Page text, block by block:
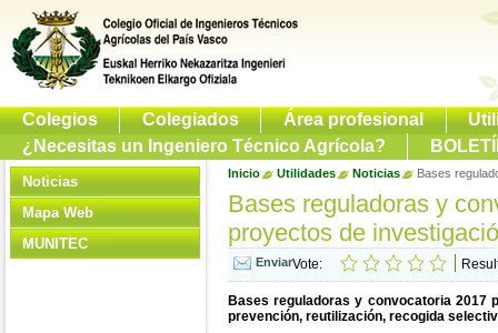
Colegios Colegiados Área profesional
¿Necesitas un Ingeniero Técnico Agrícola?
Noticias
Mapa Web
MUNITEC
Inicio Utilidades Noticias Bases
Bases reguladoras y
proyectos de
Vote:
Bases reguladoras y convocatoria 2017
prevención, reutilización, recogida